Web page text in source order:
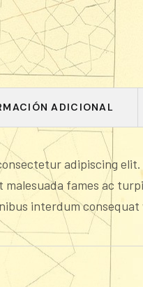
ADICIONAL
adipiscing
fames ac
interdum